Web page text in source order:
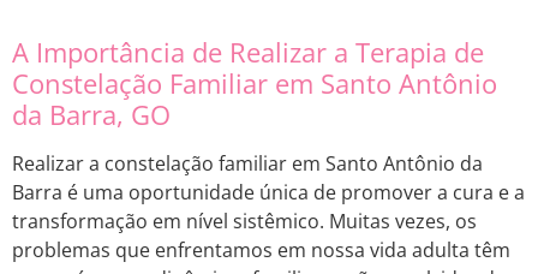
A Importância de Realizar a Terapia de
Constelação Familiar em Santo Antônio
da Barra, GO
Realizar a constelação familiar em Santo Antônio da
Barra é uma oportunidade única de promover a cura e a
transformação em nível sistêmico. Muitas vezes, os
problemas que enfrentamos em nossa vida adulta têm